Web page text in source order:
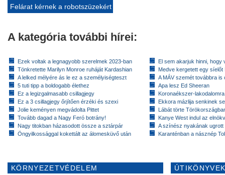
Felárat kérnek a robotszüzekért
A kategória további hírei:
Ezek voltak a legnagyobb szerelmek 2023-ban
Tönkretette Marilyn Monroe ruháját Kardashian
A lelked mélyére ás le ez a személyiségteszt
5 tuti tipp a boldogabb élethez
Ez a legizgalmasabb csillagjegy
Ez a 3 csillagjegy őrjítően érzéki és szexi
Jolie keményen megvádolta Pittet
Tovább dagad a Nagy Feró botrány!
Nagy titokban házasodott össze a sztárpár
Öngyilkossággal kokettált az álomesküvő után
El sem akarjuk hinni, hogy
Medve kergetett egy síelőt
A MÁV szemét továbbra is
Apa lesz Ed Sheeran
Koronaékszer-
Ekkora mázlija senkinek
Lábát törte
Kanye West indul az
A színész nyakának
Karanténban a násznép
KÖRNYEZETVÉDELEM